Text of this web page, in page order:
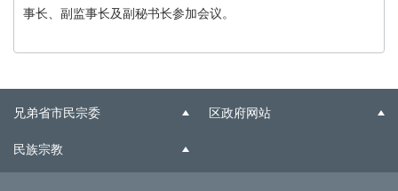
事长、副监事长及副秘书长参加会议。
兄弟省市民宗委 区政府网站
民族宗教